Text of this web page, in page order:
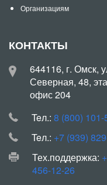
Организациям
КОНТАКТЫ
644116, г. Омск,
Северная, 48,
офис 204
Teл.: 8 (800) 101-
Teл.: +7 (939)
Тех.поддержка:
456-12-26